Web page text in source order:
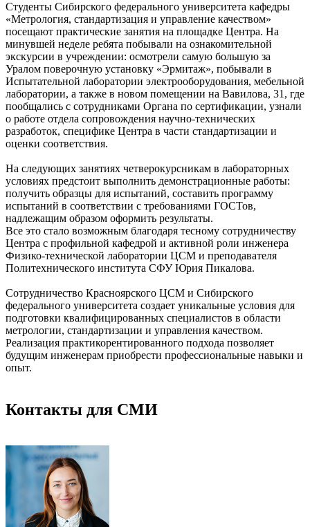
Студенты Сибирского федерального университета кафедры
«Метрология, стандартизация и управление качеством»
посещают практические занятия на площадке Центра. На
минувшей неделе ребята побывали на ознакомительной
экскурсии в учреждении: осмотрели самую большую за
Уралом поверочную установку «Эрмитаж», побывали в
Испытательной лаборатории электрооборудования, мебельной
лаборатории, а также в новом помещении на Вавилова, 31, где
пообщались с сотрудниками Органа по сертификации, узнали
о работе отдела сопровождения научно-технических
разработок, специфике Центра в части стандартизации и
оценки соответствия.
На следующих занятиях четверокурсникам в лабораторных
условиях предстоит выполнить демонстрационные работы:
получить образцы для испытаний, составить программу
испытаний в соответствии с требованиями ГОСТов,
надлежащим образом оформить результаты.
Все это стало возможным благодаря тесному сотрудничеству
Центра с профильной кафедрой и активной роли инженера
Физико-технической лаборатории ЦСМ и преподавателя
Политехнического института СФУ Юрия Пикалова.
Сотрудничество Красноярского ЦСМ и Сибирского
федерального университета создает уникальные условия для
подготовки квалифицированных специалистов в области
метрологии, стандартизации и управления качеством.
Реализация практикорентированного подхода позволяет
будущим инженерам приобрести профессиональные навыки и
опыт.
Контакты для СМИ